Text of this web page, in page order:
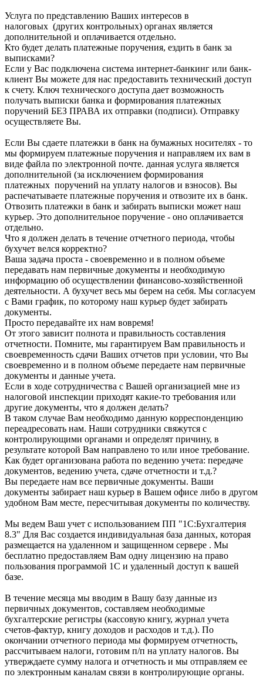
Услуга по представлению Ваших интересов в
налоговых (других контрольных) органах является
дополнительной и оплачивается отдельно.
Кто будет делать платежные поручения, ездить в банк за
выписками?
Если у Вас подключена система интернет-банкинг или банк-
клиент Вы можете для нас предоставить технический доступ
к счету. Ключ технического доступа дает возможность
получать выписки банка и формирования платежных
поручений БЕЗ ПРАВА их отправки (подписи). Отправку
осуществляете Вы.
Если Вы сдаете платежки в банк на бумажных носителях - то
мы формируем платежные поручения и направляем их вам в
виде файла по электронной почте. данная услуга является
дополнительной (за исключением формирования
платежных поручений на уплату налогов и взносов). Вы
распечатываете платежные поручения и отвозите их в банк.
Отвозить платежки в банк и забирать выписки может наш
курьер. Это дополнительное поручение - оно оплачивается
отдельно.
Что я должен делать в течение отчетного периода, чтобы
бухучет велся корректно?
Ваша задача проста - своевременно и в полном объеме
передавать нам первичные документы и необходимую
информацию об осуществлении финансово-хозяйственной
деятельности. А бухучет весь мы берем на себя. Мы согласуем
с Вами график, по которому наш курьер будет забирать
документы.
Просто передавайте их нам вовремя!
От этого зависит полнота и правильность составления
отчетности. Помните, мы гарантируем Вам правильность и
своевременность сдачи Ваших отчетов при условии, что Вы
своевременно и в полном объеме передаете нам первичные
документы и данные учета.
Если в ходе сотрудничества с Вашей организацией мне из
налоговой инспекции приходят какие-то требования или
другие документы, что я должен делать?
В таком случае Вам необходимо данную корреспонденцию
переадресовать нам. Наши сотрудники свяжутся с
контролирующими органами и определят причину, в
результате которой Вам направлено то или иное требование.
Как будет организована работа по ведению учета: передаче
документов, ведению учета, сдаче отчетности и т.д.?
Вы передаете нам все первичные документы. Ваши
документы забирает наш курьер в Вашем офисе либо в другом
удобном Вам месте, пересчитывая документы по количеству.
Мы ведем Ваш учет с использованием ПП "1С:Бухгалтерия
8.3" Для Вас создается индивидуальная база данных, которая
размещается на удаленном и защищенном сервере . Мы
бесплатно предоставляем Вам одну лицензию на право
пользования программой 1С и удаленный доступ к вашей
базе.
В течение месяца мы вводим в Вашу базу данные из
первичных документов, составляем необходимые
бухгалтерские регистры (кассовую книгу, журнал учета
счетов-фактур, книгу доходов и расходов и т.д.). По
окончании отчетного периода мы формируем отчетность,
рассчитываем налоги, готовим п/п на уплату налогов. Вы
утверждаете сумму налога и отчетность и мы отправляем ее
по электронным каналам связи в контролирующие органы.